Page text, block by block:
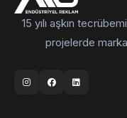
15 yılı aşkın
projelerde